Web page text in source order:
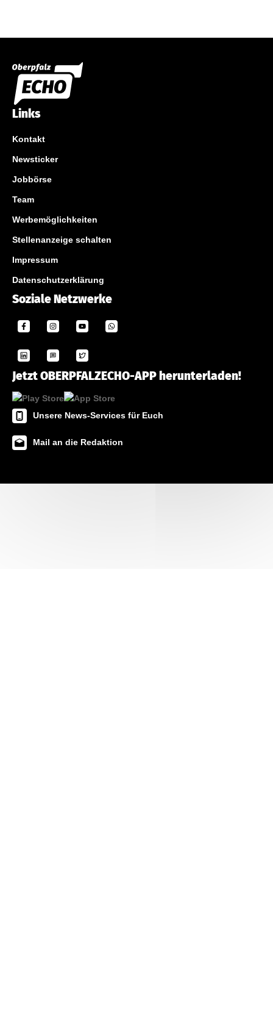
Links
Kontakt
Newsticker
Jobbörse
Team
Werbemöglichkeiten
Stellenanzeige schalten
Impressum
Datenschutzerklärung
Soziale Netzwerke
Jetzt OBERPFALZECHO-APP herunterladen!
Unsere News-Services für Euch
Mail an die Redaktion